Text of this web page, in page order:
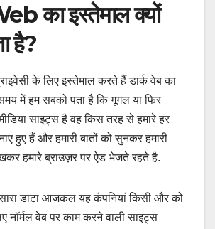
का इस्तेमाल क्यों
है?
के लिए इस्तेमाल करते हैं डार्क वेब का
में हम सबको पता है कि गूगल या फिर
साइट्स है वह किस तरह से हमारे हर
हुए हैं और हमारी बातों को सुनकर हमारी
हमारे ब्राउज़र पर ऐड भेजते रहते है.
सारा डाटा आजकल यह कंपनियां किसी और को
नॉर्मल वेब पर काम करने वाली साइट्स